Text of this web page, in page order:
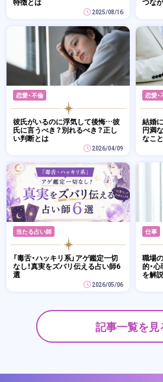
2025/08/16
恋愛・不倫
彼氏がいるのに浮気して後悔…彼
氏に言うべき？別れるべき？正し
い判断とは
2026/04/09
恋愛
結婚
円満
なこ
当たる占い師
「毒舌・ハッキリ系」アゲ鑑定一切
なし！真実をズバリ伝える占い師6
選
2026/05/06
仕事
職場
的・
を解説
記事一覧を見